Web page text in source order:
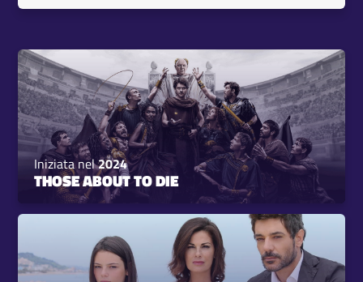
Iniziata nel2024
THOSE ABOUT TO DIE